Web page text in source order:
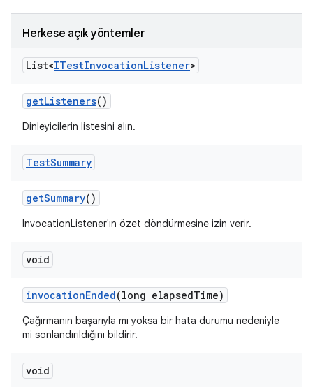
Herkese açık yöntemler
List<ITestInvocationListener>
getListeners()
Dinleyicilerin listesini alın.
TestSummary
getSummary()
InvocationListener'ın özet döndürmesine izin verir.
void
invocationEnded(long elapsedTime)
Çağırmanın başarıyla mı yoksa bir hata durumu nedeniyle
mi sonlandırıldığını bildirir.
void